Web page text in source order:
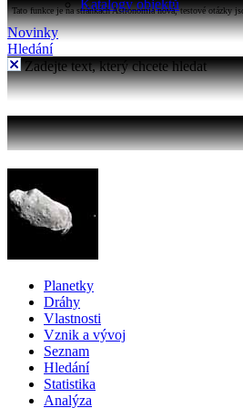
Katalogy objektů
Tato funkce je na stránkách Astronomia nová, testové otázky
Novinky
Hledání
Zadejte text, který chcete hledat
Planetky
Dráhy
Vlastnosti
Vznik a vývoj
Seznam
Hledání
Statistika
Analýza